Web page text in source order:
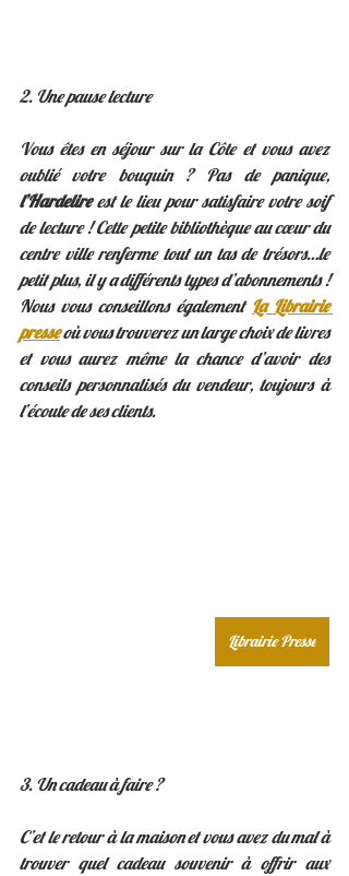
2. Une pause lecture
Vous êtes en séjour sur la Côte et vous avez
l’Hardelire est le lieu pour satisfaire votre soif
de lecture ! Cette petite bibliothèque au cœur du
centre ville renferme tout un tas de trésors…le
petit plus, il y a différents types d’abonnements !
Nous vous conseillons également La Librairie
presse où vous trouverez un large choix de livres
et vous aurez même la chance d’avoir des
conseils personnalisés du vendeur, toujours à
l’écoute de ses clients.
Librairie Presse
3. Un cadeau à faire ?
C’et le retour à la maison et vous avez du mal à
trouver quel cadeau souvenir à offrir aux